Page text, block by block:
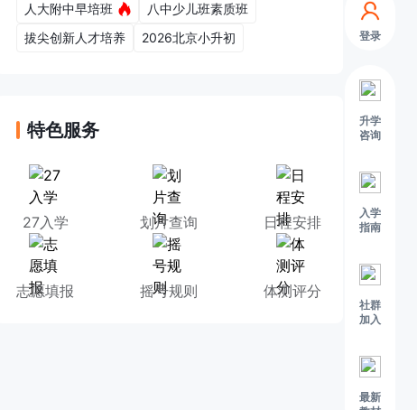
登录
升学
咨询
入学
指南
社群
加入
最新
人大附中早培班
八中少儿班素质班
拔尖创新人才培养
2026北京小升初
特色服务
27入学 划片查询 日程安排
志愿填报 摇号规则 体测评分